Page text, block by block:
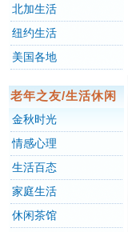
北加生活
纽约生活
美国各地
老年之友/生活休闲
金秋时光
情感心理
生活百态
家庭生活
休闲茶馆